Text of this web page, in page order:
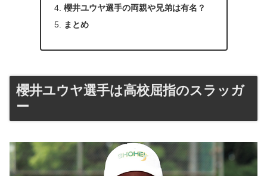
櫻井ユウヤ選手の両親や兄弟は有名？
まとめ
櫻井ユウヤ選手は高校屈指のスラッガ
ー